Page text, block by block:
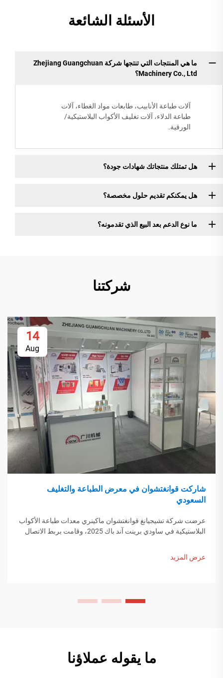
الأسئلة الشائعة
ما هي المنتجات التي تنتجها شركة Zhejiang Guangchuan
Machinery Co., Ltd؟
آلات طباعة الأنابيب، طابعات مواد الغطاء، آلات
طباعة الدلاء، آلات تغليف الأكواب البلاستيكية/
الورقية.
هل تمتلك منتجاتك شهادات جودة؟
هل يمكنكم تقديم حلول مخصصة؟
ما نوع الدعم بعد البيع الذي تقدمونه؟
شركتنا
14
Aug
شاركت قوانغتشوان في معرض الطباعة والتغليف
السعودي
عرضت شركة تشيجيانغ قوانغتشوان ماكينري معدات طباعة الأكواب
البلاستيكية في ساودي برينت آند باك 2025، وقامت بربط الاتصال
عرض المزيد
ما يقوله عملاؤنا